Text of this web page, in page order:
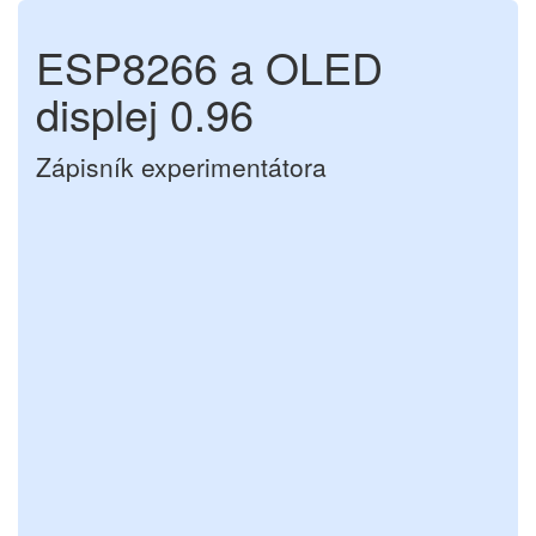
ESP8266 a OLED
displej 0.96
Zápisník experimentátora